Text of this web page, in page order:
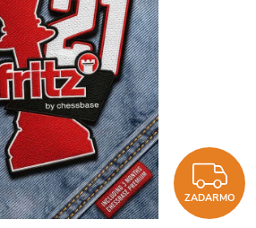
ZADARMO